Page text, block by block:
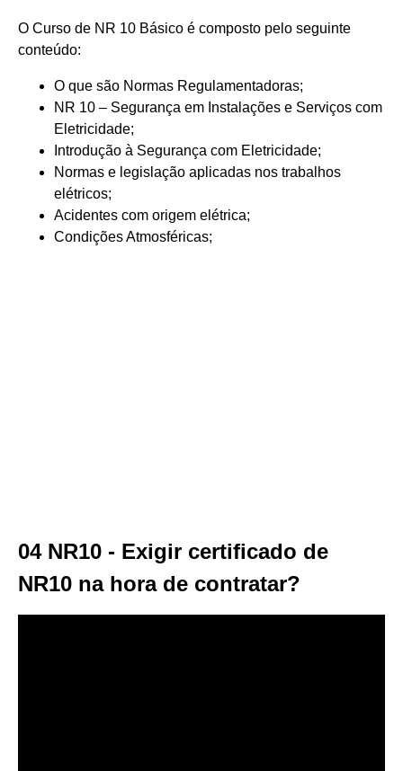
O Curso de NR 10 Básico é composto pelo seguinte
conteúdo:
O que são Normas Regulamentadoras;
NR 10 – Segurança em Instalações e Serviços com
Eletricidade;
Introdução à Segurança com Eletricidade;
Normas e legislação aplicadas nos trabalhos
elétricos;
Acidentes com origem elétrica;
Condições Atmosféricas;
04 NR10 - Exigir certificado de
NR10 na hora de contratar?